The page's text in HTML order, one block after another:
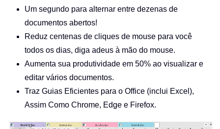
Um segundo para alternar entre dezenas de
documentos abertos!
Reduz centenas de cliques de mouse para você
todos os dias, diga adeus à mão do mouse.
Aumenta sua produtividade em 50% ao visualizar e
editar vários documentos.
Traz Guias Eficientes para o Office (inclui Excel),
Assim Como Chrome, Edge e Firefox.